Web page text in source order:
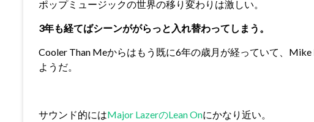
ポップミュージックの世界の移り変わりは激しい。
3年も経てばシーンががらっと入れ替わってしまう。
Cooler Than Meからはもう既に6年の歳月が経っていて、
ようだ。
サウンド的にはMajor LazerのLean Onにかなり近い。